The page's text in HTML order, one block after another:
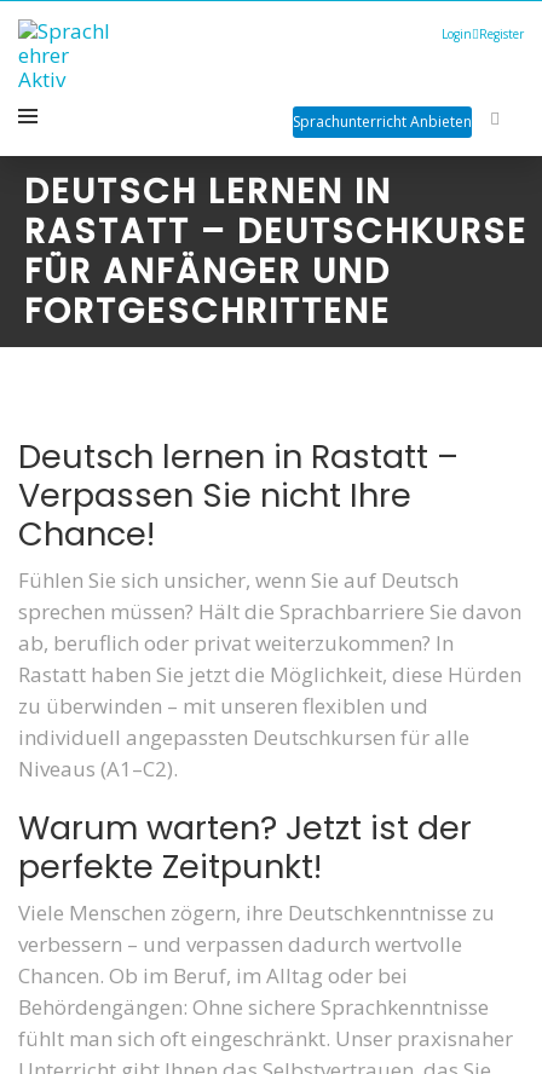
Login Register
Sprachunterricht Anbieten
DEUTSCH LERNEN IN
RASTATT – DEUTSCHKURSE
FÜR ANFÄNGER UND
FORTGESCHRITTENE
Deutsch lernen in Rastatt –
Verpassen Sie nicht Ihre
Chance!
Fühlen Sie sich unsicher, wenn Sie auf Deutsch
sprechen müssen? Hält die Sprachbarriere Sie davon
ab, beruflich oder privat weiterzukommen? In
Rastatt haben Sie jetzt die Möglichkeit, diese Hürden
zu überwinden – mit unseren flexiblen und
individuell angepassten Deutschkursen für alle
Niveaus (A1–C2).
Warum warten? Jetzt ist der
perfekte Zeitpunkt!
Viele Menschen zögern, ihre Deutschkenntnisse zu
verbessern – und verpassen dadurch wertvolle
Chancen. Ob im Beruf, im Alltag oder bei
Behördengängen: Ohne sichere Sprachkenntnisse
fühlt man sich oft eingeschränkt. Unser praxisnaher